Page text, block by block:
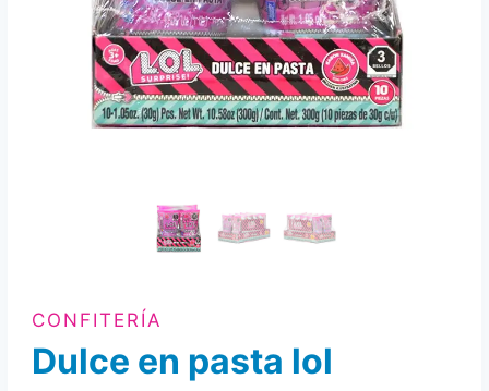
CONFITERÍA
Dulce en pasta lol